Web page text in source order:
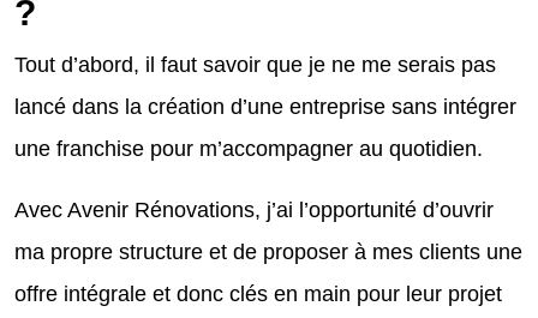
?
Tout d’abord, il faut savoir que je ne me serais pas
lancé dans la création d’une entreprise sans intégrer
une franchise pour m’accompagner au quotidien.
Avec Avenir Rénovations, j’ai l’opportunité d’ouvrir
ma propre structure et de proposer à mes clients une
offre intégrale et donc clés en main pour leur projet